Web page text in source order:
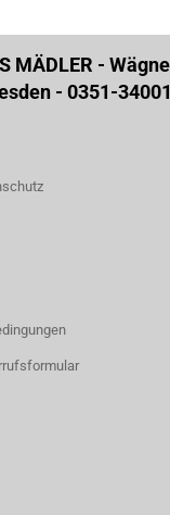
MÄDLER -
- 0351-